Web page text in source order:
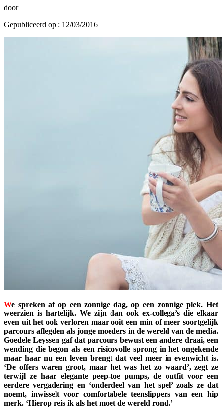
door
Gepubliceerd op : 12/03/2016
We spreken af op een zonnige dag, op een zonnige plek. Het
weerzien is hartelijk. We zijn dan ook ex-collega’s die elkaar
even uit het ook verloren maar ooit een min of meer soort­gelijk
parcours aflegden als jonge moeders in de wereld van de media.
Goedele Leyssen gaf dat parcours bewust een andere draai, een
wending die begon als een risicovolle sprong in het ongekende
maar haar nu een leven brengt dat veel meer in evenwicht is.
‘De offers waren groot, maar het was het zo waard’, zegt ze
terwijl ze haar elegante peep-toe pumps, de outfit voor een
eerdere vergadering en ‘onderdeel van het spel’ zoals ze dat
noemt, inwisselt voor comfortabele teenslippers van een hip
merk. ‘Hierop reis ik als het moet de wereld rond.’